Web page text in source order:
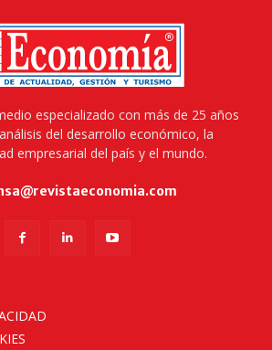
especializado con más de 25 años
del desarrollo económico, la
empresarial del país y el mundo.